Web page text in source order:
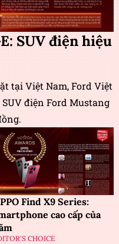
SUV điện hiệu
tại Việt Nam, Ford Việt
điện Ford Mustang
Find X9 Series:
cao cấp của
CHOICE